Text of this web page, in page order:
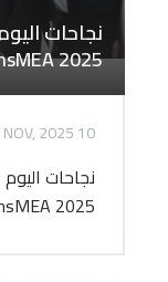
نجاحات
2025
10 NOV, 2025
نجاحات
2025